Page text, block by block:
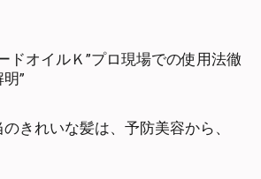
ドオイルＫ”プロ現場での使用法徹
明”
のきれいな髪は、予防美容から、